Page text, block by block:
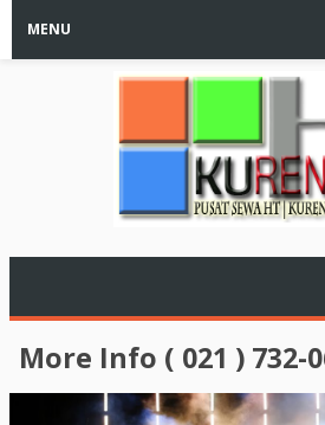
MENU
More Info ( 021 ) 732-